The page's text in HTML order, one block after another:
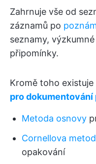
Zahrnuje vše od
záznamů po
seznamy,
připomínky.
Kromě toho existuje
pro dokumentování
Metoda osnovy
Cornellova
opakování